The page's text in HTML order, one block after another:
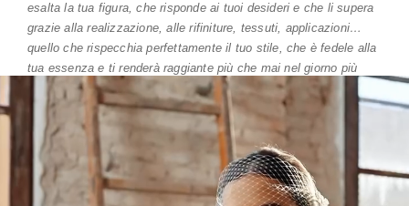
esalta la tua figura, che risponde ai tuoi desideri e che li supera
grazie alla realizzazione, alle rifiniture, tessuti, applicazioni…
quello che rispecchia perfettamente il tuo stile, che è fedele alla
tua essenza e ti renderà raggiante più che mai nel giorno più
speciale della tua vita.